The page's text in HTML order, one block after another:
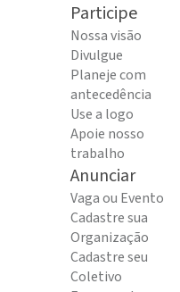
Participe
Nossa visão
Divulgue
Planeje com
antecedência
Use a logo
Apoie nosso
trabalho
Anunciar
Vaga ou Evento
Cadastre sua
Organização
Cadastre seu
Coletivo